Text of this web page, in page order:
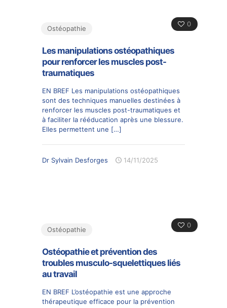
0
Ostéopathie
Les manipulations ostéopathiques
pour renforcer les muscles post-
traumatiques
EN BREF Les manipulations ostéopathiques
sont des techniques manuelles destinées à
renforcer les muscles post-traumatiques et
à faciliter la rééducation après une blessure.
Elles permettent une […]
Dr Sylvain Desforges 14/11/2025
0
Ostéopathie
Ostéopathie et prévention des
troubles musculo-squelettiques liés
au travail
EN BREF L’ostéopathie est une approche
thérapeutique efficace pour la prévention